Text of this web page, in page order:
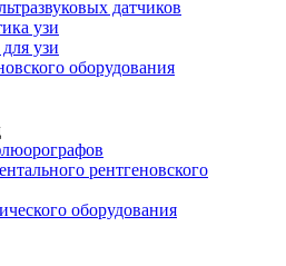
датчиков
узи
узи
оборудования
рентгеновского
оборудования